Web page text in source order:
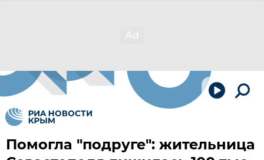
Помогла "подруге": жительница